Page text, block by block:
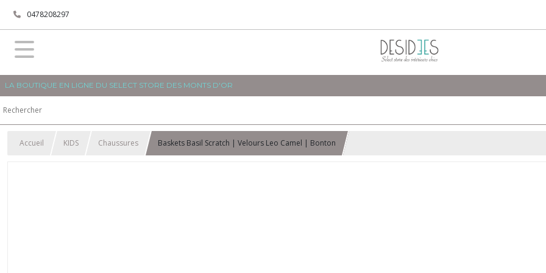
0478208297
LA BOUTIQUE EN LIGNE DU SELECT STORE DES MONTS D'OR
Accueil KIDS Chaussures Baskets Basil Scratch | Velours Leo Camel | Bonton